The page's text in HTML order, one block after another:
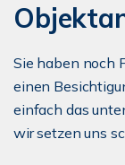
Sie haben noch
einen
einfach das
wir setzen uns